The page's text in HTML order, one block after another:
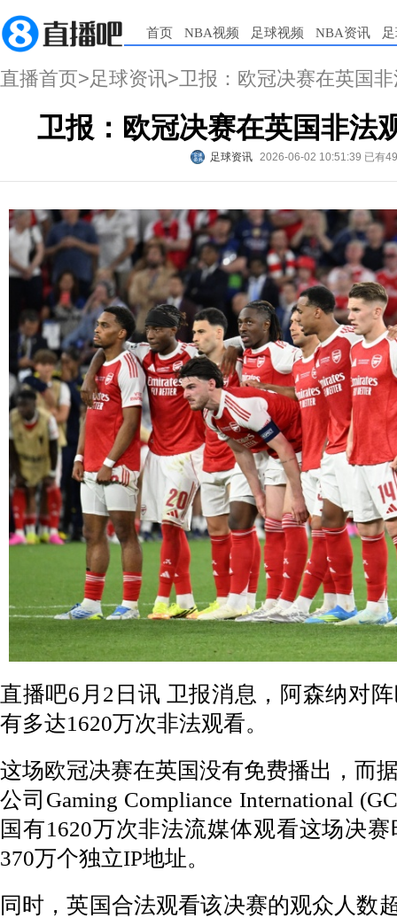
首页 NBA视频 足球视频 NBA资讯
直播首页>足球资讯>卫报：欧冠决赛在英国
卫报：欧冠决赛在英国非法
足球资讯 2026-06-02 10:51:39 已有
直播吧6月2日讯 卫报消息，阿森纳对
有多达1620万次非法观看。
这场欧冠决赛在英国没有免费播出，而
公司Gaming Compliance International
国有1620万次非法流媒体观看这场决
370万个独立IP地址。
同时，英国合法观看该决赛的观众人数